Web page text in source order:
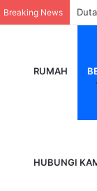
Breaking News
RUMAH
HUBUNGI